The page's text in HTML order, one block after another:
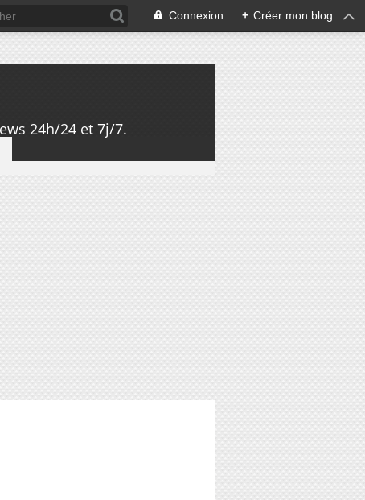
Connexion + Créer mon blog
24h/24 et 7j/7.